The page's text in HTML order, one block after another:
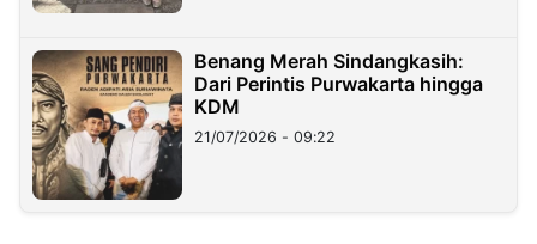
Benang Merah Sindangkasih:
Dari Perintis Purwakarta hingga
KDM
21/07/2026 - 09:22